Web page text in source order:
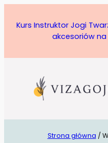
Kurs Instruktor Jogi
akcesoriów
Strona główna /